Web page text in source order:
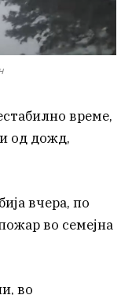
време,
од дожд,
вчера, по
во семејна
во